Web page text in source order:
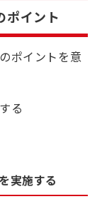
ポイント
ポイントを意
る
実施する